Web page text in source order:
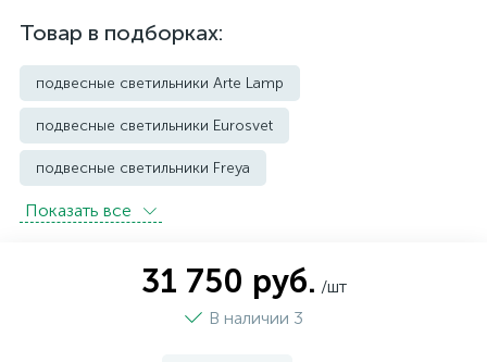
Товар в подборках:
подвесные светильники Arte Lamp
подвесные светильники Eurosvet
подвесные светильники Freya
подвесные светильники Imperium Loft
подвесные светильники Lightstar
Показать всe
31 750 руб. /шт
В наличии 3